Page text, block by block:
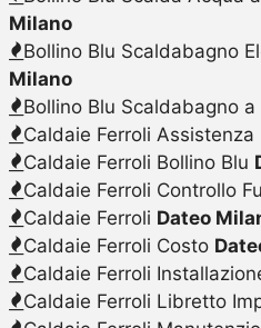
Milano
Bollino Blu Scaldabagno
Milano
Bollino Blu Scaldabagno a
Caldaie Ferroli Assistenza
Caldaie Ferroli Bollino Blu
Caldaie Ferroli Controllo
Caldaie Ferroli Dateo
Caldaie Ferroli Costo
Caldaie Ferroli
Caldaie Ferroli Libretto